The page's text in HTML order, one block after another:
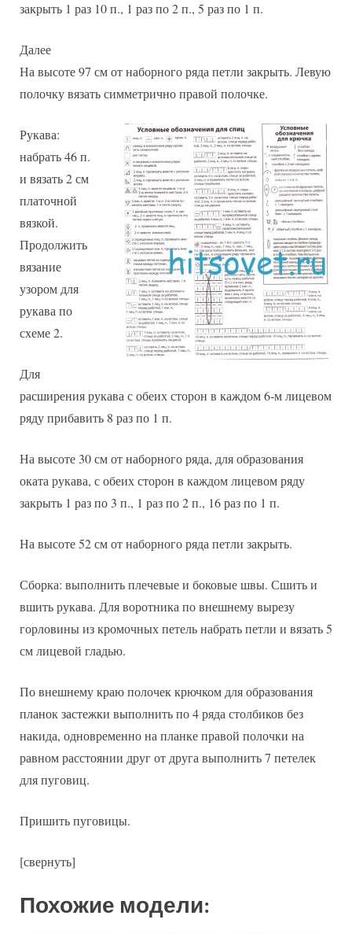
закрыть 1 раз 10 п., 1 раз по 2 п., 5 раз по 1 п.
Далее
На высоте 97 см от наборного ряда петли закрыть. Левую
полочку вязать симметрично правой полочке.
Рукава:
набрать 46 п.
и вязать 2 см
платочной
вязкой.
Продолжить
вязание
узором для
рукава по
схеме 2.
Для
расширения рукава с обеих сторон в каждом 6-м лицевом
ряду прибавить 8 раз по 1 п.
На высоте 30 см от наборного ряда, для образования
оката рукава, с обеих сторон в каждом лицевом ряду
закрыть 1 раз по 3 п., 1 раз по 2 п., 16 раз по 1 п.
На высоте 52 см от наборного ряда петли закрыть.
Сборка: выполнить плечевые и боковые швы. Сшить и
вшить рукава. Для воротника по внешнему вырезу
горловины из кромочных петель набрать петли и вязать 5
см лицевой гладью.
По внешнему краю полочек крючком для образования
планок застежки выполнить по 4 ряда столбиков без
накида, одновременно на планке правой полочки на
равном расстоянии друг от друга выполнить 7 петелек
для пуговиц.
Пришить пуговицы.
[свернуть]
Похожие модели: